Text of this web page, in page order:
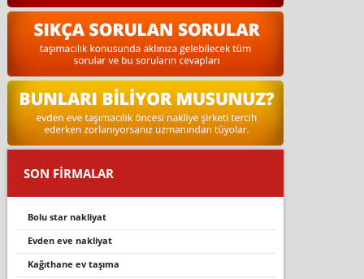
SON FİRMALAR
bolu star nakliyat
evden eve nakliyat
kağıthane ev taşıma